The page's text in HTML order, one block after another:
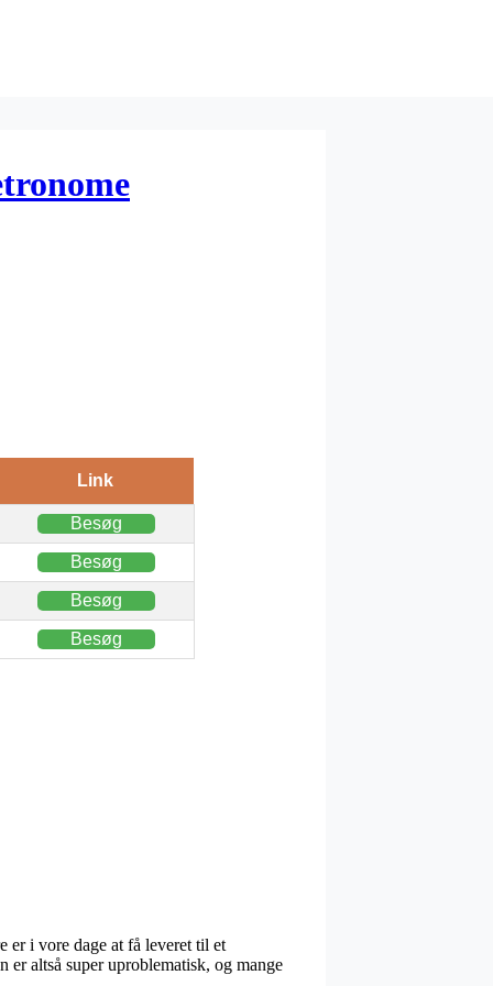
Link
Besøg
Besøg
Besøg
Besøg
er i vore dage at få leveret til et
altså super uproblematisk, og mange